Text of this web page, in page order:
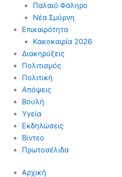
Παλαιό Φάληρο
Νέα Σμύρνη
Επικαιρότητα
Κακοκαιρία 2026
Διακηρύξεις
Πολιτισμός
Πολιτική
Απόψεις
Βουλή
Υγεία
Εκδηλώσεις
Βίντεο
Πρωτοσέλιδα
Αρχική